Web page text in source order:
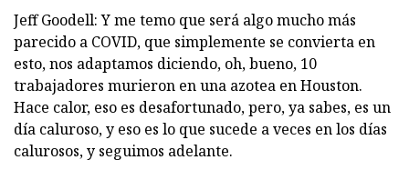
Jeff Goodell: Y me temo que será algo mucho más
parecido a COVID, que simplemente se convierta en
esto, nos adaptamos diciendo, oh, bueno, 10
trabajadores murieron en una azotea en Houston.
Hace calor, eso es desafortunado, pero, ya sabes, es un
día caluroso, y eso es lo que sucede a veces en los días
calurosos, y seguimos adelante.